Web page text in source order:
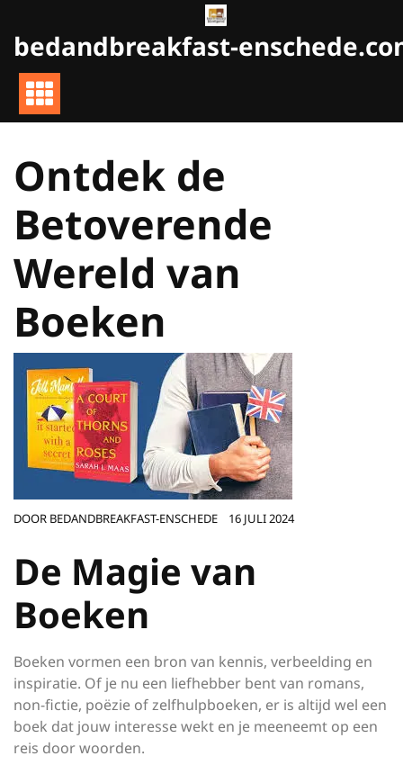
de
inhoud
gaan
bedandbreakfast-
Ontdek de
Betoverende
Wereld van
Boeken
DOOR BEDANDBREAKFAST-ENSCHEDE 16 JULI 2024
De Magie van
Boeken
Boeken vormen een bron van kennis, verbeelding en
inspiratie. Of je nu een liefhebber bent van romans,
non-fictie, poëzie of zelfhulpboeken, er is altijd wel een
boek dat jouw interesse wekt en je meeneemt op een
reis door woorden.